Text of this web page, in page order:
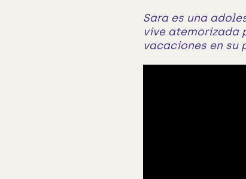
Sara es una
vive atemorizada
vacaciones en su